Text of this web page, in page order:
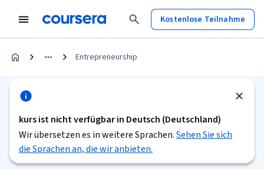
Kostenlose Teilnahme
Entrepreneurship
kurs ist nicht verfügbar in Deutsch (Deutschland)
Wir übersetzen es in weitere Sprachen.Sehen Sie sich
die Sprachen an, die wir anbieten.